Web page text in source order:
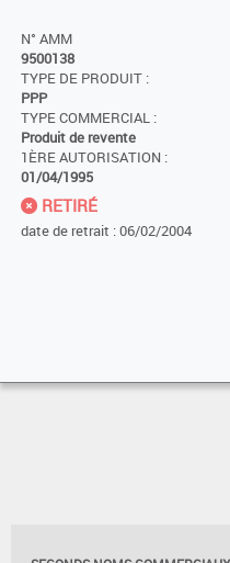
N° AMM
9500138
TYPE DE PRODUIT :
PPP
TYPE COMMERCIAL :
Produit de revente
1ÈRE AUTORISATION :
01/04/1995
RETIRÉ
date de retrait : 06/02/2004